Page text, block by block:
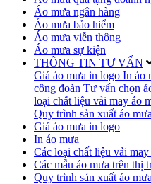
Áo mưa ngân hàng
Áo mưa bảo hiểm
Áo mưa viễn thông
Áo mưa sự kiện
THÔNG TIN TƯ VẤN
Giá áo mưa in logo In áo
công đoàn Tư vấn chọn
loại chất liệu vải may áo
Quy trình sản xuất áo mưa
Giá áo mưa in logo
In áo mưa
Các loại chất liệu vải may
Các mẫu áo mưa trên thị
Quy trình sản xuất áo mưa